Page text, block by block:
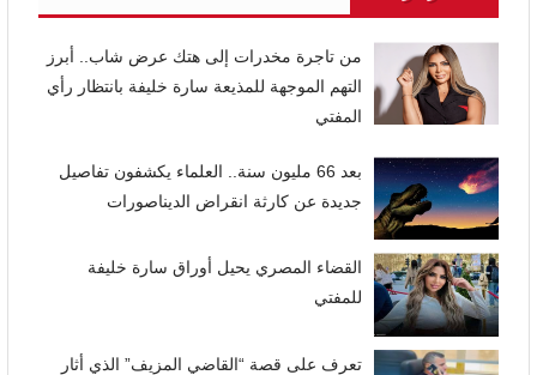
من تاجرة مخدرات إلى هتك عرض شاب.. أبرز
التهم الموجهة للمذيعة سارة خليفة بانتظار رأي
المفتي
بعد 66 مليون سنة.. العلماء يكشفون تفاصيل
جديدة عن كارثة انقراض الديناصورات
القضاء المصري يحيل أوراق سارة خليفة
للمفتي
تعرف على قصة “القاضي المزيف” الذي أثار